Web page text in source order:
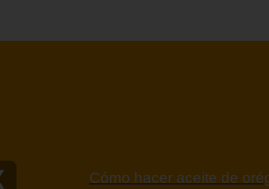
Contraindicaciones del